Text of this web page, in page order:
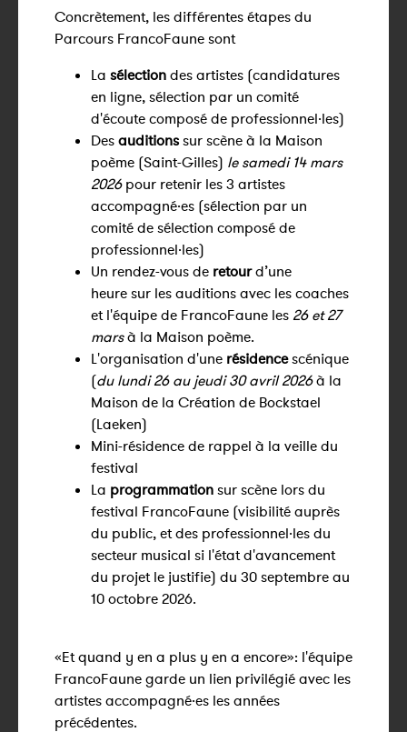
Concrètement, les différentes étapes du
Parcours FrancoFaune sont
La sélection des artistes (candidatures
en ligne, sélection par un comité
d'écoute composé de professionnel·les)
Des auditionssur scène à la Maison
poème (Saint-Gilles) le samedi 14 mars
2026pour retenir les 3 artistes
accompagné·es (sélection par un
comité de sélection composé de
professionnel·les)
Un rendez-vous de retourd’une
heure sur les auditions avec les coaches
et l'équipe de FrancoFaune les 26 et 27
marsà la Maison poème.
L'organisation d'une résidencescénique
(du lundi 26 au jeudi 30 avril 2026à la
Maison de la Création de Bockstael
(Laeken)
Mini-résidence de rappel à la veille du
festival
La programmation sur scène lors du
festival FrancoFaune (visibilité auprès
du public, et des professionnel·les du
secteur musical si l'état d'avancement
du projet le justifie) du 30 septembre au
10 octobre 2026.
«Et quand y en a plus y en a encore»: l'équipe
FrancoFaune garde un lien privilégié avec les
artistes accompagné·es les années
précédentes.